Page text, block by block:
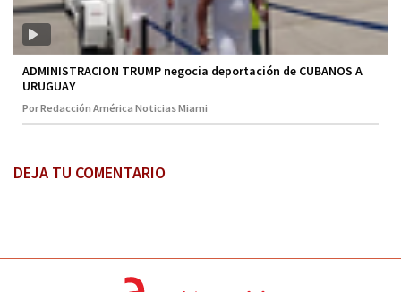
ADMINISTRACION TRUMP negocia deportación de CUBANOS A
URUGUAY
Por Redacción América Noticias Miami
DEJA TU COMENTARIO